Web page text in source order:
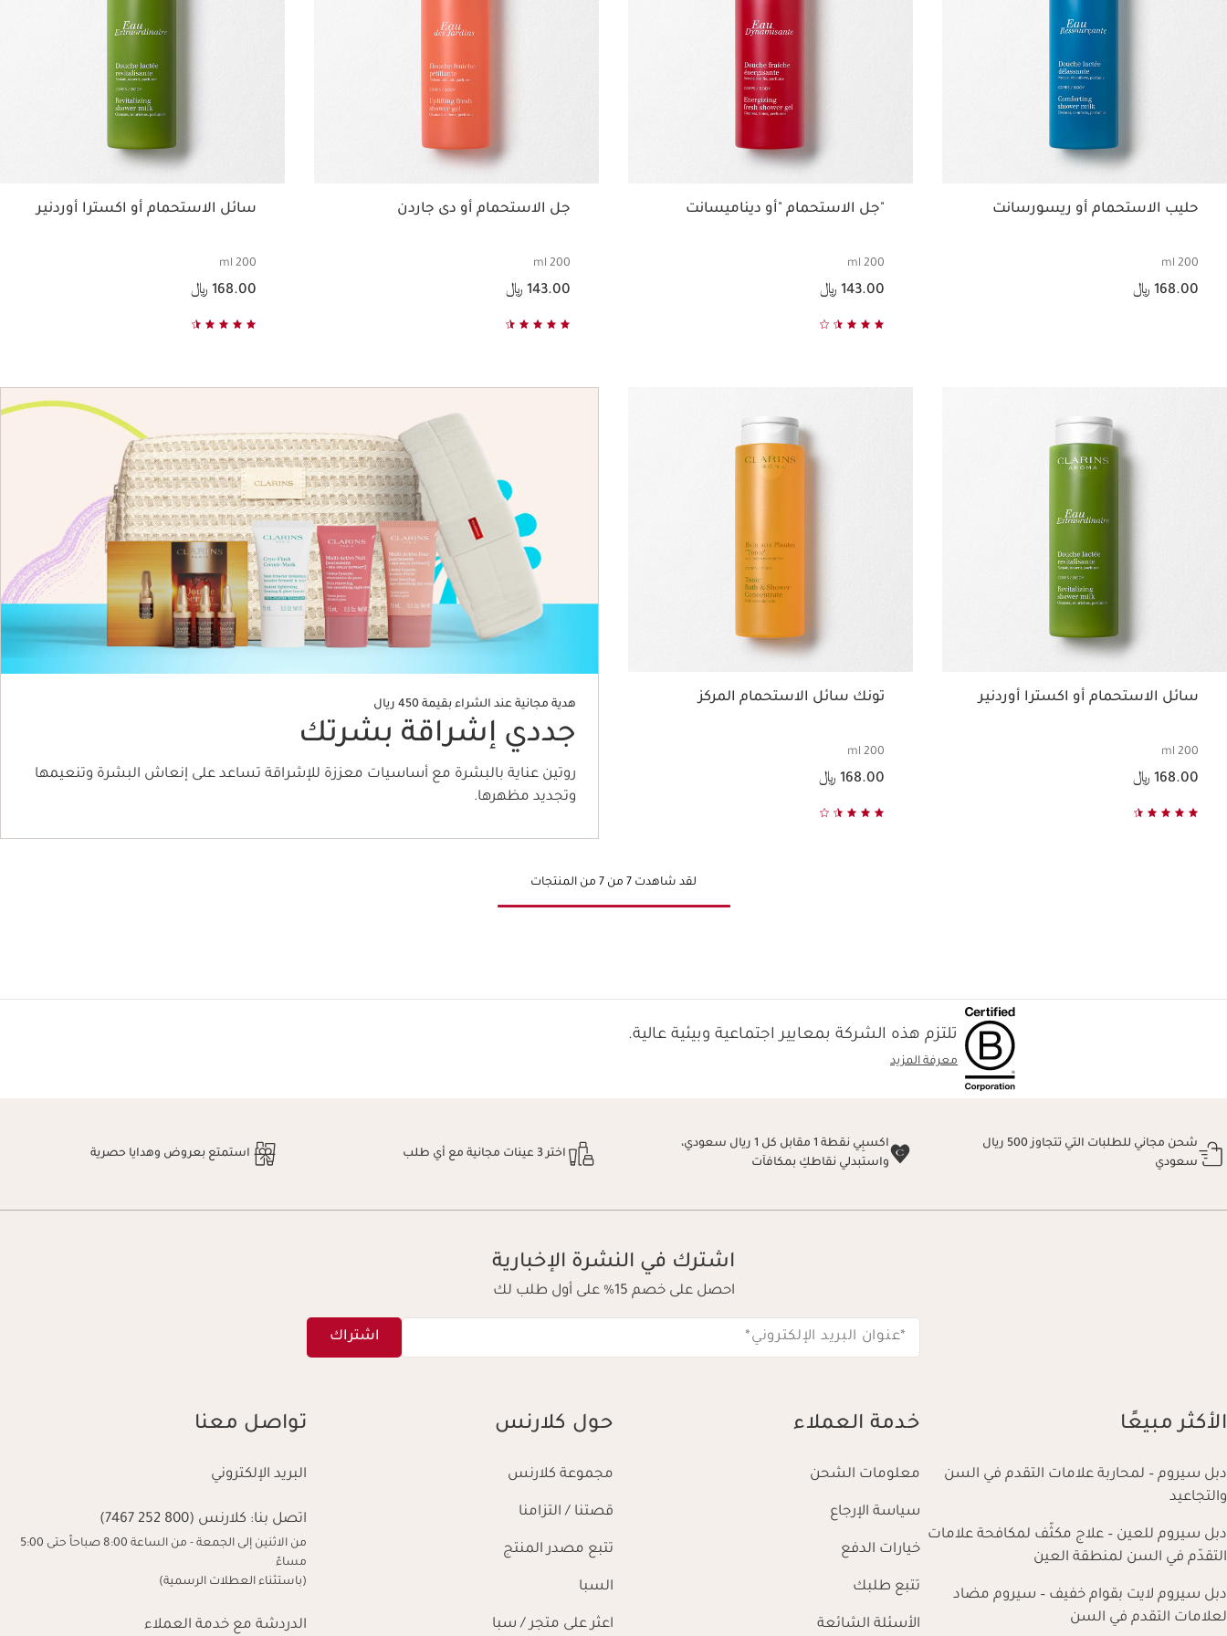
حليب الاستحمام أو ريسورسانت
200 ml
السعر الحالي هو 168.00 ﷼
168.00 ﷼
"جل الاستحمام "أو ديناميسانت
200 ml
السعر الحالي هو 143.00 ﷼
143.00 ﷼
جل الاستحمام أو دى جاردن
200 ml
السعر الحالي هو 143.00 ﷼
143.00 ﷼
سائل الاستحمام أو اكسترا أوردنير
200 ml
السعر الحالي هو 168.00 ﷼
168.00 ﷼
سائل الاستحمام أو اكسترا أوردنير
200 ml
السعر الحالي هو 168.00 ﷼
168.00 ﷼
تونك سائل الاستحمام المركز
200 ml
السعر الحالي هو 168.00 ﷼
168.00 ﷼
هدية مجانية عند الشراء بقيمة 450 ريال
جددي إشراقة بشرتك
روتين عناية بالبشرة مع أساسيات معززة للإشراقة تساعد على إنعاش البشرة وتنعيمها
وتجديد مظهرها.
لقد شاهدت 7 من 7 من المنتجات
تلتزم هذه الشركة بمعايير اجتماعية وبيئية عالية.
معرفة المزيد
شحن مجاني للطلبات التي تتجاوز 500 ريال
سعودي
اكسبِي نقطة 1 مقابل كل 1 ريال سعودي،
واستبدلي نقاطكِ بمكافآت
اختر 3 عينات مجانية مع أي طلب استمتع بعروض وهدايا حصرية
اشترك في النشرة الإخبارية
احصل على خصم 15% على أول طلب لك
*عنوان البريد الإلكتروني* اشتراك
الأكثر مبيعًا
دبل سيروم – لمحاربة علامات التقدم في السن
والتجاعيد
دبل سيروم للعين – علاج مكثّف لمكافحة علامات
التقدّم في السن لمنطقة العين
دبل سيروم لايت بقوام خفيف – سيروم مضاد
لعلامات التقدم في السن
خدمة العملاء
معلومات الشحن
سياسة الإرجاع
خيارات الدفع
تتبع طلبك
الأسئلة الشائعة
حول كلارنس
مجموعة كلارنس
قصتنا / التزامنا
تتبع مصدر المنتج
السبا
اعثر على متجر / سبا
تواصل معنا
البريد الإلكتروني
اتصل بنا: كلارنس (800 252 7467)
من الاثنين إلى الجمعة - من الساعة 8:00 صباحاً حتى 5:00
مساءً
(باستثناء العطلات الرسمية)
الدردشة مع خدمة العملاء